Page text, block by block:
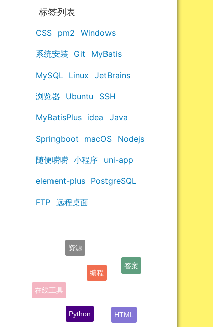
标签列表
CSS pm2 Windows
系统安装 Git MyBatis
MySQL Linux JetBrains
浏览器 Ubuntu SSH
MyBatisPlus idea Java
Springboot macOS Nodejs
随便唠唠 小程序 uni-app
element-plus PostgreSQL
FTP 远程桌面
资源
编程 答案
在线工具
Python HTML